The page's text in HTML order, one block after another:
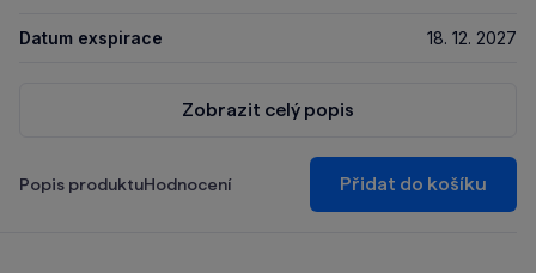
Datum exspirace 18. 12. 2027
Zobrazit celý popis
Popis produktuHodnocení Přidat do košíku